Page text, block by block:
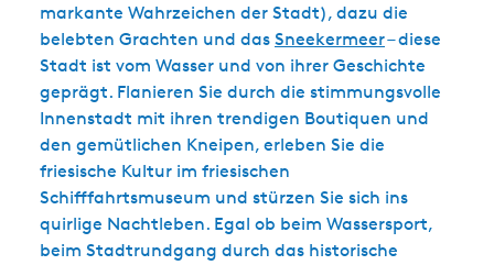
markante Wahrzeichen der Stadt), dazu die
belebten Grachten und das Sneekermeer– diese
Stadt ist vom Wasser und von ihrer Geschichte
geprägt. Flanieren Sie durch die stimmungsvolle
Innenstadt mit ihren trendigen Boutiquen und
den gemütlichen Kneipen, erleben Sie die
friesische Kultur im friesischen
Schifffahrtsmuseum und stürzen Sie sich ins
quirlige Nachtleben. Egal ob beim Wassersport,
beim Stadtrundgang durch das historische